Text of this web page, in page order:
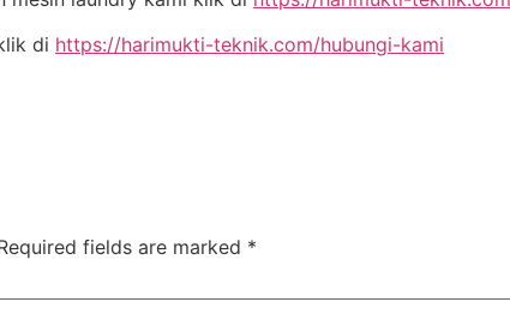
di https://harimukti-teknik.com/hubungi-kami
fields are marked *